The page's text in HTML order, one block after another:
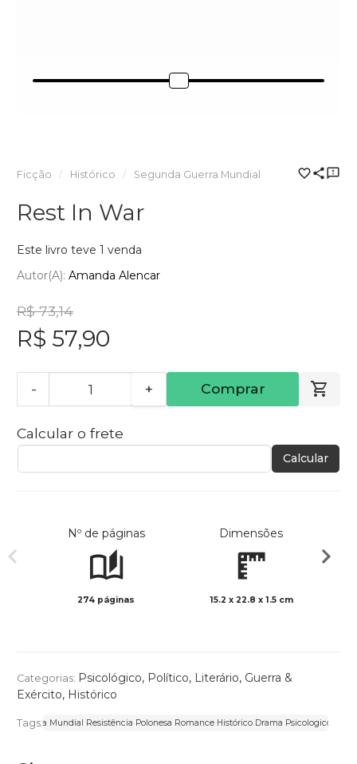
Ficção Histórico Segunda Guerra Mundial
Rest In War
Este livro teve 1 venda
Autor(a): Amanda Alencar
R$ 73,14
R$ 57,90
- + Comprar
Calcular o frete
Calcular
Nº de páginas
274 páginas
Dimensões
15.2 x 22.8 x 1.5 cm
Categorias: Psicológico, Político, Literário, Guerra &
Exército, Histórico
Tags:
Guerra Mundial Resistência Polonesa Romance Histórico Drama Psicologico